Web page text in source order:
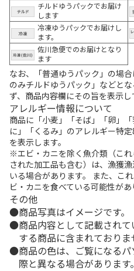
チルドゆうパックでお届け
します
冷凍ゆうパックでお届けし
ます。
佐川急便でのお届けとなり
ます
なお、「普通ゆうパック」の場
のみチルドゆうパック」などと
ず、商品内容欄にその旨を表示し
アレルギー情報について
商品に「小麦」「そば」「卵」
に」「くるみ」のアレルギー特
を表示します。
※エビ・カニを除く魚介類（こ
された加工品も含む）は、漁獲
いる場合があります。 また、こ
ビ・カニを食べている可能性があ
その他
商品写真はイメージです。
商品内容として記載され
する商品に含まれておりま
商品の色は、ご覧になる
際と異なる場合があります。